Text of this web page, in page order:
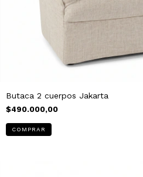
Butaca 2 cuerpos Jakarta
$490.000,00